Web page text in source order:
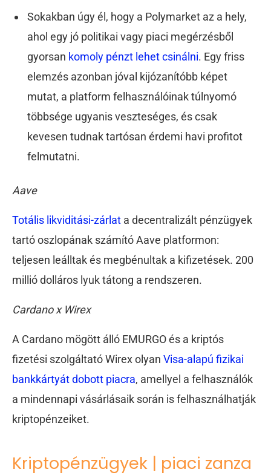
Sokakban úgy él, hogy a Polymarket az a hely,
ahol egy jó politikai vagy piaci megérzésből
gyorsan komoly pénzt lehet csinálni. Egy friss
elemzés azonban jóval kijózanítóbb képet
mutat, a platform felhasználóinak túlnyomó
többsége ugyanis veszteséges, és csak
kevesen tudnak tartósan érdemi havi profitot
felmutatni.
Aave
Totális likviditási-zárlat a decentralizált pénzügyek
tartó oszlopának számító Aave platformon:
teljesen leálltak és megbénultak a kifizetések. 200
millió dolláros lyuk tátong a rendszeren.
Cardano x Wirex
A Cardano mögött álló EMURGO és a kriptós
fizetési szolgáltató Wirex olyan Visa-alapú fizikai
bankkártyát dobott piacra, amellyel a felhasználók
a mindennapi vásárlásaik során is felhasználhatják
kriptopénzeiket.
Kriptopénzügyek | piaci zanza